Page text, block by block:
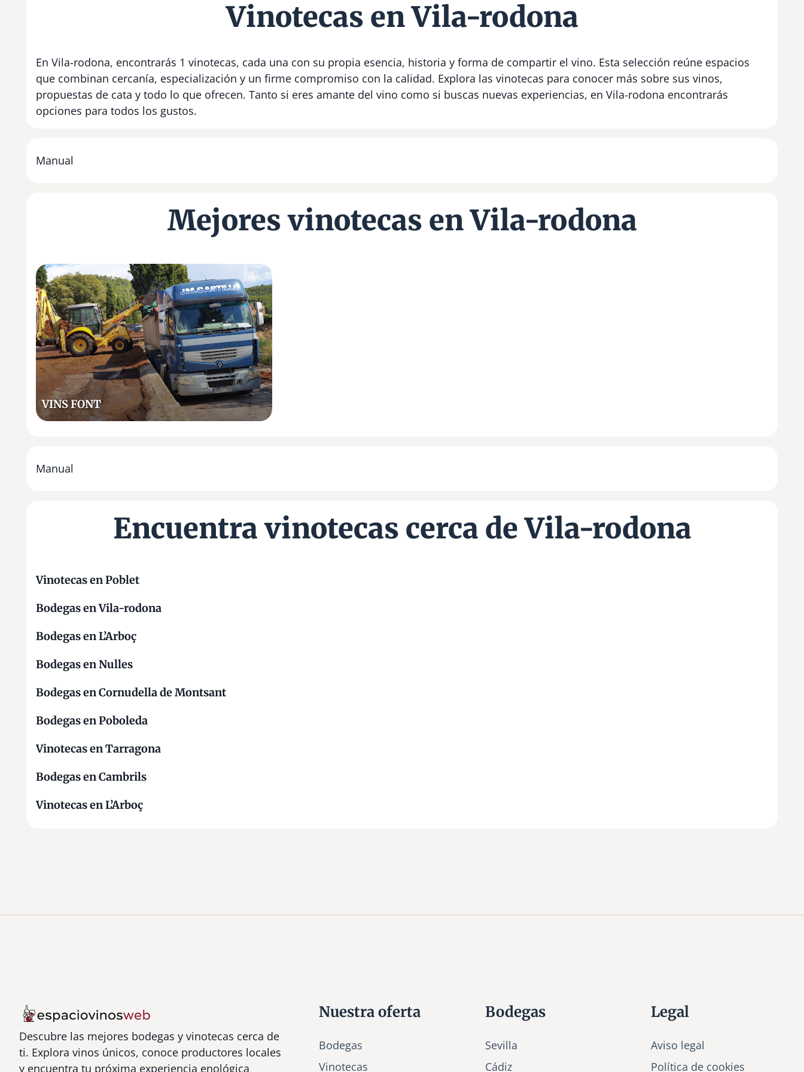
Vinotecas en Vila-rodona
En Vila-rodona, encontrarás 1 vinotecas, cada una con su propia esencia, historia y forma de compartir el vino. Esta selección reúne espacios
que combinan cercanía, especialización y un firme compromiso con la calidad. Explora las vinotecas para conocer más sobre sus vinos,
propuestas de cata y todo lo que ofrecen. Tanto si eres amante del vino como si buscas nuevas experiencias, en Vila-rodona encontrarás
opciones para todos los gustos.
Manual
Mejores vinotecas en Vila-rodona
VINS FONT
V
I
N
S
F
O
N
T
Manual
Encuentra vinotecas cerca de Vila-rodona
Vinotecas en Poblet
Bodegas en Vila-rodona
Bodegas en L’Arboç
Bodegas en Nulles
Bodegas en Cornudella de Montsant
Bodegas en Poboleda
Vinotecas en Tarragona
Bodegas en Cambrils
Vinotecas en L’Arboç
Descubre las mejores bodegas y vinotecas cerca de
ti. Explora vinos únicos, conoce productores locales
y encuentra tu próxima experiencia enológica
Nuestra oferta
Bodegas
Vinotecas
Bodegas
Sevilla
Cádiz
Legal
Aviso legal
Política de cookies